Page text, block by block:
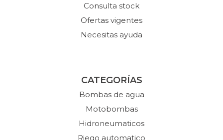
Consulta stock
Ofertas vigentes
Necesitas ayuda
CATEGORÍAS
Bombas de agua
Motobombas
Hidroneumaticos
Riego automatico